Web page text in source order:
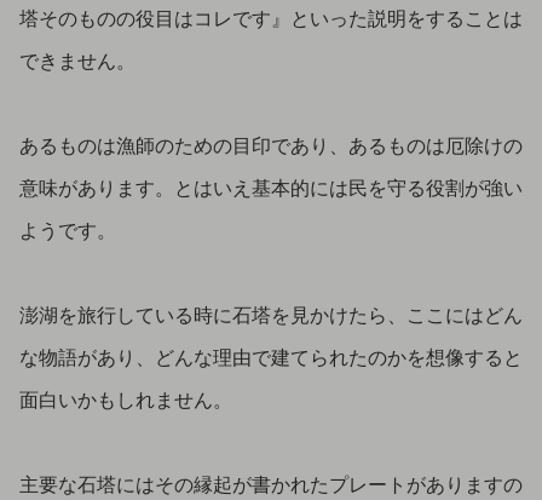
塔そのものの役目はコレです』といった説明をすることは
できません。
あるものは漁師のための目印であり、あるものは厄除けの
意味があります。とはいえ基本的には民を守る役割が強い
ようです。
澎湖を旅行している時に石塔を見かけたら、ここにはどん
な物語があり、どんな理由で建てられたのかを想像すると
面白いかもしれません。
主要な石塔にはその縁起が書かれたプレートがありますの